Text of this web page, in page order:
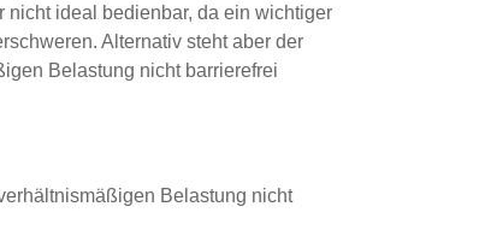
nicht ideal bedienbar, da ein wichtiger
Alternativ steht aber der
Belastung nicht barrierefrei
Belastung nicht